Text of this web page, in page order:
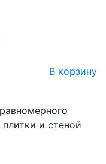
В корзину
и стеной